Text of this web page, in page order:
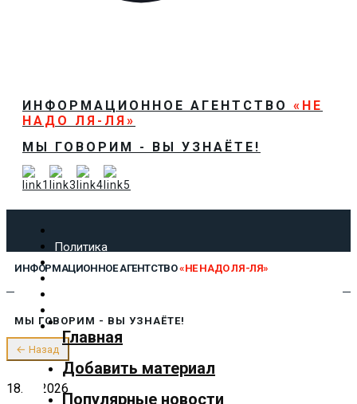
ИНФОРМАЦИОННОЕ АГЕНТСТВО «НЕ
НАДО ЛЯ-ЛЯ»
МЫ ГОВОРИМ - ВЫ УЗНАЁТЕ!
Политика
Экономика
Культура
Предложить новость
О нас
ИНФОРМАЦИОННОЕ АГЕНТСТВО«НЕ НАДО ЛЯ-ЛЯ»
Главная
Добавить материал
Популярные новости
МЫ ГОВОРИМ - ВЫ УЗНАЁТЕ!
← Назад
18.01.2026